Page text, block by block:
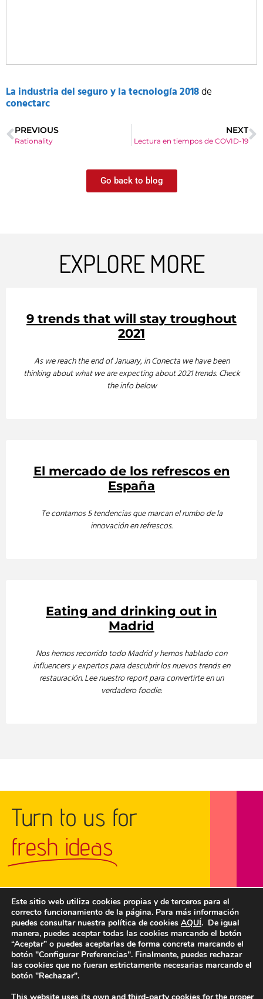
La industria del seguro y la tecnología 2018de
conectarc
PREVIOUS
Rationality
NEXT
Lectura en tiempos de COVID-19
Go back to blog
EXPLORE MORE
9 trends that will stay troughout
2021
As we reach the end of January, in Conecta we have been
thinking about what we are expecting about 2021 trends. Check
the info below
El mercado de los refrescos en
España
Te contamos 5 tendencias que marcan el rumbo de la
innovación en refrescos.
Eating and drinking out in
Madrid
Nos hemos recorrido todo Madrid y hemos hablado con
influencers y expertos para descubrir los nuevos trends en
restauración. Lee nuestro report para convertirte en un
verdadero foodie.
Turn to us for
fresh ideas
GET IN TOUCH
Este sitio web utiliza cookies propias y de terceros para el
correcto funcionamiento de la página. Para más información
puedes consultar nuestra política de cookies AQUÍ. De igual
manera, puedes aceptar todas las cookies marcando el botón
“Aceptar” o puedes aceptarlas de forma concreta marcando el
botón "Configurar Preferencias". Finalmente, puedes rechazar
las cookies que no fueran estrictamente necesarias marcando el
botón "Rechazar".